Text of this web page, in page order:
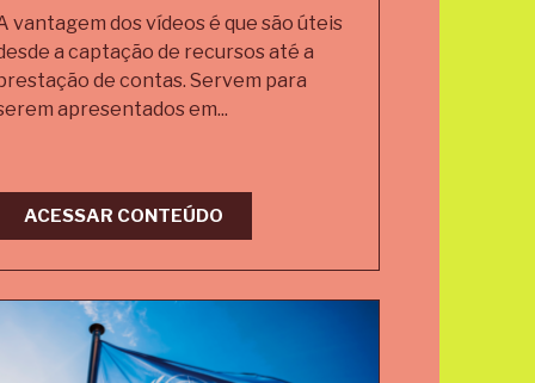
vantagem dos vídeos é que são úteis
a captação de recursos até a
de contas. Servem para
apresentados em...
ACESSAR CONTEÚDO